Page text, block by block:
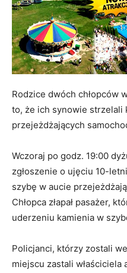
Rodzice dwóch chłopców
to, że ich synowie strzelali
przejeżdżających
Wczoraj po godz. 19:00
zgłoszenie o ujęciu 10-
szybę w aucie
Chłopca złapał pasażer,
uderzeniu kamienia w
Policjanci, którzy zostali
miejscu zastali właściciela